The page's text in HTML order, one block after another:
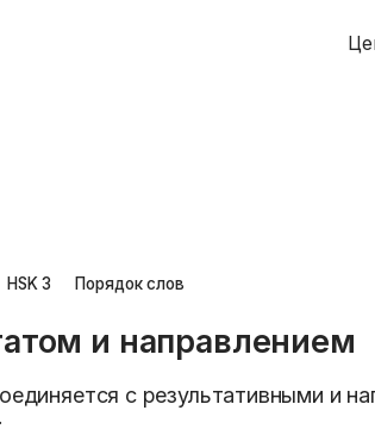
HSK 3 Порядок слов
и направлением
с результативными и